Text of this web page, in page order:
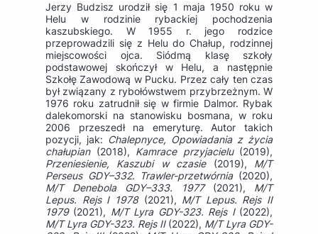
Jerzy Budzisz urodził się 1 maja 1950 roku w
Helu w rodzinie rybackiej pochodzenia
kaszubskiego. W 1955 r. jego rodzice
przeprowadzili się z Helu do Chałup, rodzinnej
miejscowości ojca. Siódmą klasę szkoły
podstawowej skończył w Helu, a następnie
Szkołę Zawodową w Pucku. Przez cały ten czas
był związany z rybołówstwem przybrzeżnym. W
1976 roku zatrudnił się w firmie Dalmor. Rybak
dalekomorski na stanowisku bosmana, w roku
2006 przeszedł na emeryturę. Autor takich
pozycji, jak: Chalepnyce, Opowiadania z życia
chałupian(2018), Kamrace przyjacielu(2019),
Przeniesienie, Kaszubi w czasie(2019), M/T
Perseus GDY–332. Trawler-przetwórnia (2020),
M/T Denebola GDY–333. 1977(2021), M/T
Lepus. Rejs I 1978 (2021), M/T Lepus. Rejs II
1979(2021), M/T Lyra GDY-323. Rejs I (2022),
M/T Lyra GDY-323. Rejs II(2022), M/T Lyra GDY-